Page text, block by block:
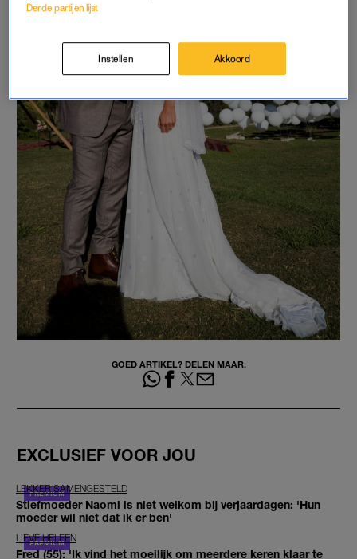
GOED ARTIKEL? DELEN MAAR.
EXCLUSIEF VOOR JOU
LEKKER SAMENGESTELD
Stiefmoeder Naomi is niet welkom bij verjaardagen: 'Hun
moeder wil niet dat ik er ben'
LIEVE HELEEN
Fred (55): 'Ik vind het moeilijk om meerdere keren klaar te
Derde partijen lijst
Instellen Akkoord